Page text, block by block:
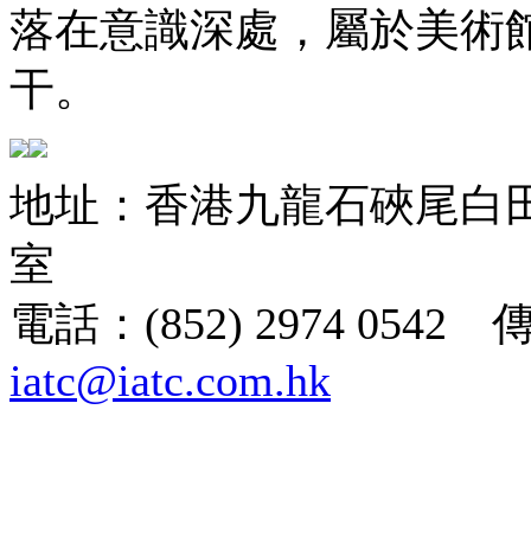
落在意識深處，屬於美術
干。
地址：香港九龍石硤尾白
室
電話：(852) 2974 0542
iatc@iatc.com.hk